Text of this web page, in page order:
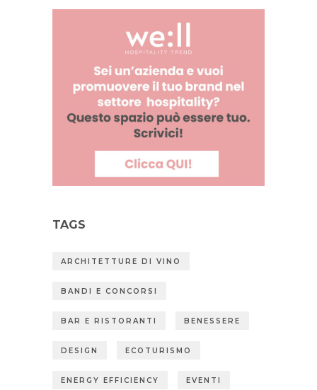
TAGS
ARCHITETTURE DI VINO
BANDI E CONCORSI
BAR E RISTORANTI BENESSERE
DESIGN ECOTURISMO
ENERGY EFFICIENCY EVENTI